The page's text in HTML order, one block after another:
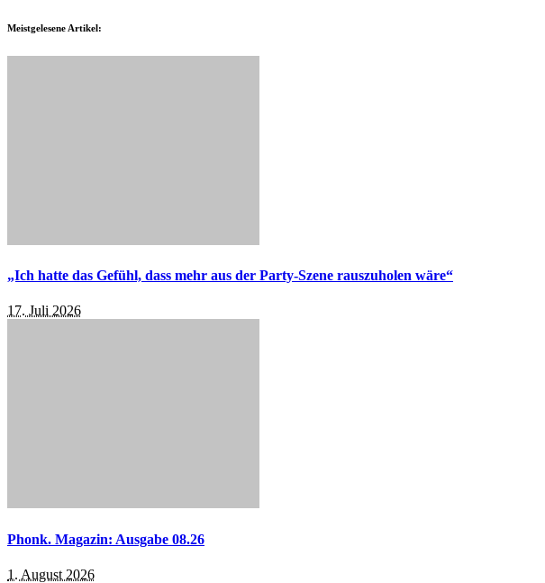
Meistgelesene Artikel:
„Ich hatte das Gefühl, dass mehr aus der Party-Szene rauszuholen wäre“
17. Juli 2026
Phonk. Magazin: Ausgabe 08.26
1. August 2026